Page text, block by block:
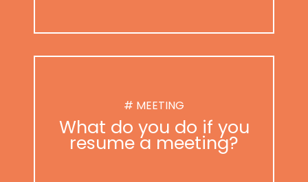
# MEETING
What do you do if you
resume a meeting?